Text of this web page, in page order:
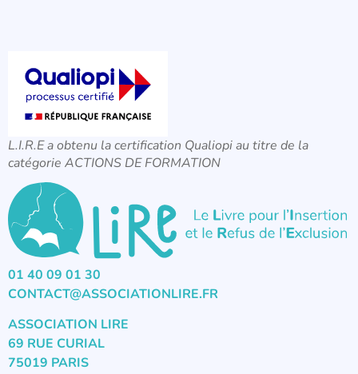
L.I.R.E a obtenu la certification Qualiopi au titre de la
catégorie ACTIONS DE FORMATION
01 40 09 01 30
CONTACT@ASSOCIATIONLIRE.FR
ASSOCIATION LIRE
69 RUE CURIAL
75019 PARIS